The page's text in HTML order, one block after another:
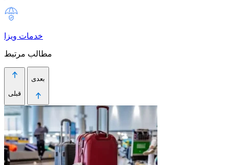
خدمات ویزا
مطالب مرتبط
قبلی
بعدی